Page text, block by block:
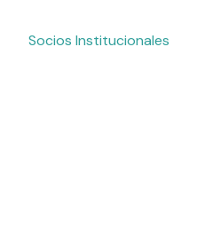
Socios Institucionales